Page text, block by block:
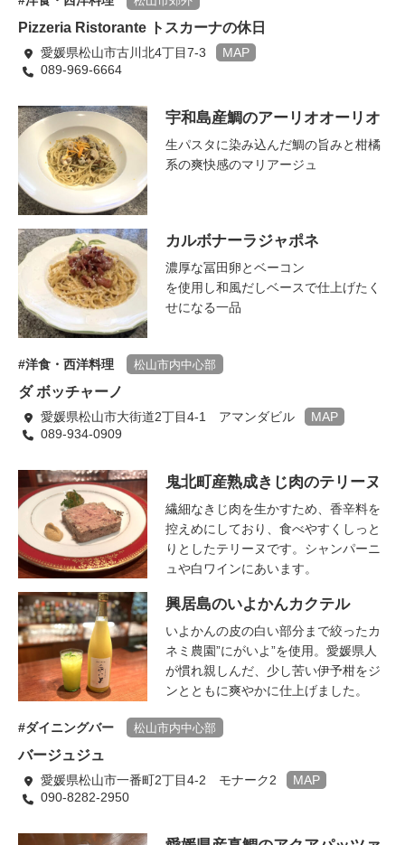
Pizzeria Ristorante トスカーナの休日
愛媛県松山市古川北4丁目7-3
MAP
089-969-6664
宇和島産鯛のアーリオオーリオ
生パスタに染み込んだ鯛の旨みと柑橘
系の爽快感のマリアージュ
カルボナーラジャポネ
濃厚な冨田卵とベーコン
を使用し和風だしベースで仕上げたく
せになる一品
洋食・西洋料理 松山市内中心部
ダ ボッチャーノ
愛媛県松山市大街道2丁目4-1 アマンダビル
MAP
089-934-0909
鬼北町産熟成きじ肉のテリーヌ
繊細なきじ肉を生かすため、香辛料を
控えめにしており、食べやすくしっと
りとしたテリーヌです。シャンパーニ
ュや白ワインにあいます。
興居島のいよかんカクテル
いよかんの皮の白い部分まで絞ったカ
ネミ農園”にがいよ”を使用。愛媛県人
が慣れ親しんだ、少し苦い伊予柑をジ
ンとともに爽やかに仕上げました。
ダイニングバー 松山市内中心部
バージュジュ
愛媛県松山市一番町2丁目4-2 モナーク2
MAP
090-8282-2950